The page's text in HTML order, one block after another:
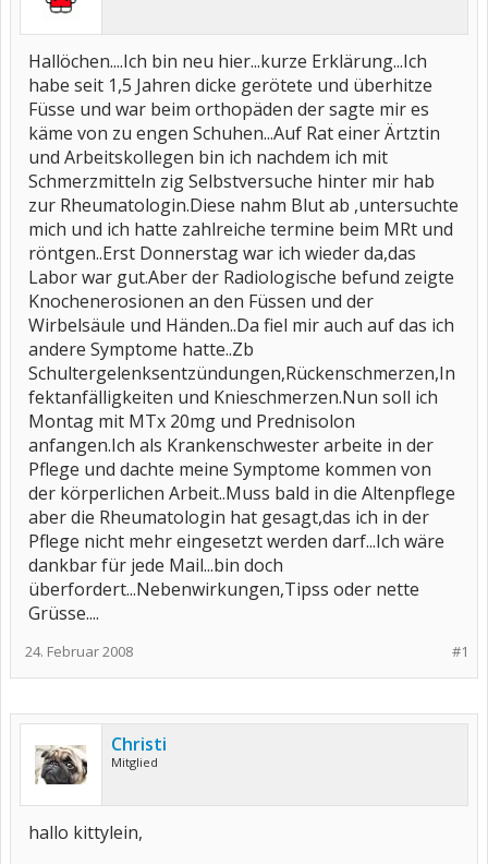
Hallöchen....Ich bin neu hier...kurze Erklärung...Ich
habe seit 1,5 Jahren dicke gerötete und überhitze
Füsse und war beim orthopäden der sagte mir es
käme von zu engen Schuhen...Auf Rat einer Ärtztin
und Arbeitskollegen bin ich nachdem ich mit
Schmerzmitteln zig Selbstversuche hinter mir hab
zur Rheumatologin.Diese nahm Blut ab ,untersuchte
mich und ich hatte zahlreiche termine beim MRt und
röntgen..Erst Donnerstag war ich wieder da,das
Labor war gut.Aber der Radiologische befund zeigte
Knochenerosionen an den Füssen und der
Wirbelsäule und Händen..Da fiel mir auch auf das ich
andere Symptome hatte..Zb
Schultergelenksentzündungen,Rückenschmerzen,In
fektanfälligkeiten und Knieschmerzen.Nun soll ich
Montag mit MTx 20mg und Prednisolon
anfangen.Ich als Krankenschwester arbeite in der
Pflege und dachte meine Symptome kommen von
der körperlichen Arbeit..Muss bald in die Altenpflege
aber die Rheumatologin hat gesagt,das ich in der
Pflege nicht mehr eingesetzt werden darf...Ich wäre
dankbar für jede Mail...bin doch
überfordert...Nebenwirkungen,Tipss oder nette
Grüsse....
#1
24. Februar 2008
Christi
Mitglied
hallo kittylein,